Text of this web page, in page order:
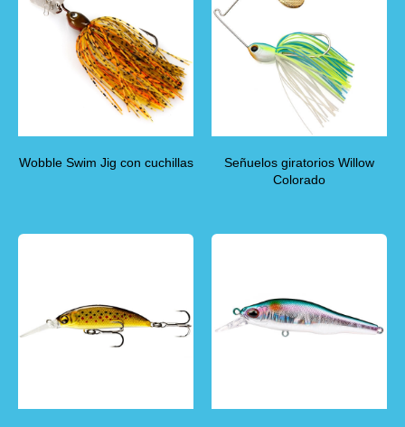
Wobble Swim Jig con cuchillas
Señuelos giratorios Willow
Colorado